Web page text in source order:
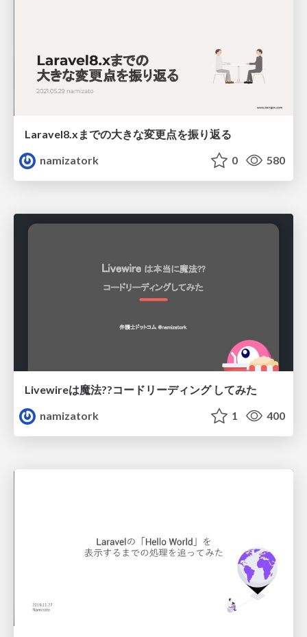
Laravel8.xまでの大きな変更点を振り返る
namizatork
0 580
Livewireは魔法??コードリーディング してみた
namizatork
1 400